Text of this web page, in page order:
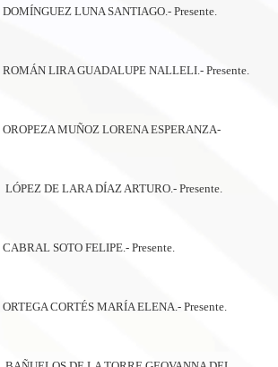
SANTIAGO.- Presente.
NALLELI.- Presente.
LORENA ESPERANZA-
DÍAZ ARTURO.- Presente.
FELIPE.- Presente.
MARÍA ELENA.- Presente.